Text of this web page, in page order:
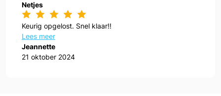
Netjes
Keurig opgelost. Snel klaar!!
Lees meer
Jeannette
21 oktober 2024